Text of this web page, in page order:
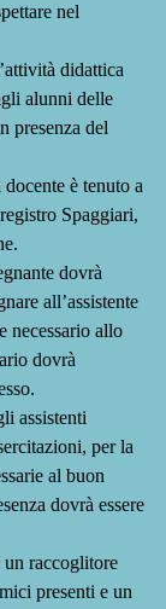
nel
didattica
alunni delle
presenza del
è tenuto a
Spaggiari,
dovrà
all’assistente
necessario allo
dovrà
assistenti
per la
al buon
dovrà essere
un raccoglitore
presenti e un